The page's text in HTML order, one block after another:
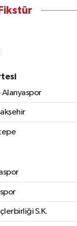
Alanyaspor
S.K.